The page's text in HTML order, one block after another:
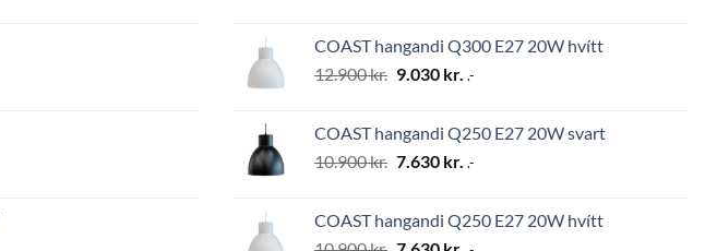
24.500 kr..17.150 kr..
COAST hangandi Q300 E27 20W hvítt
12.900kr. Original
12.900 kr..
9.030 kr. Current
9.030 kr..
.-
COAST hangandi Q250 E27 20W svart
10.900kr. Original
10.900 kr..
7.630 kr. Current
7.630 kr..
.-
COAST hangandi Q250 E27 20W hvítt